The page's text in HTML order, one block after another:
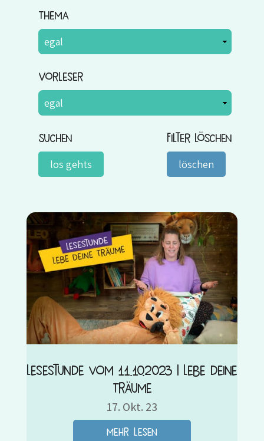
Thema
Vorleser
Suchen Filter löschen
Lesestunde vom 11.10.2023 | Lebe deine
Träume
17. Okt. 23
mehr lesen